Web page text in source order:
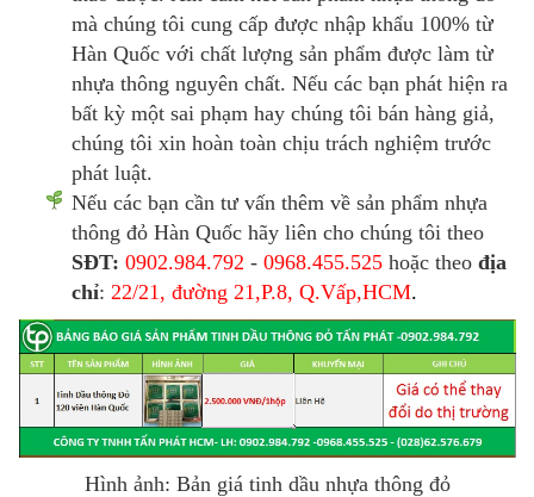
mà chúng tôi cung cấp được nhập khẩu 100% từ
Hàn Quốc với chất lượng sản phẩm được làm từ
nhựa thông nguyên chất. Nếu các bạn phát hiện ra
bất kỳ một sai phạm hay chúng tôi bán hàng giả,
chúng tôi xin hoàn toàn chịu trách nghiệm trước
phát luật.
Nếu các bạn cần tư vấn thêm về sản phẩm nhựa
thông đỏ Hàn Quốc hãy liên cho chúng tôi theo
SĐT: 0902.984.792 - 0968.455.525 hoặc theo địa
chỉ: 22/21, đường 21,P.8, Q.Vấp,HCM.
Hình ảnh: Bản giá tinh dầu nhựa thông đỏ